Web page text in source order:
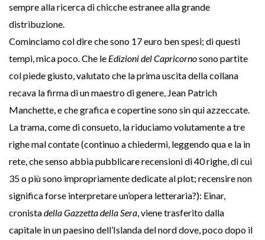
sempre alla ricerca di chicche estranee alla grande
distribuzione.
Cominciamo col dire che sono 17 euro ben spesi; di questi
tempi, mica poco. Che le Edizioni del Capricornosono partite
col piede giusto, valutato che la prima uscita della collana
recava la firma di un maestro di genere, Jean Patrich
Manchette, e che grafica e copertine sono sin qui azzeccate.
La trama, come di consueto, la riduciamo volutamente a tre
righe mal contate (continuo a chiedermi, leggendo qua e la in
rete, che senso abbia pubblicare recensioni di 40 righe, di cui
35 o più sono impropriamente dedicate al plot; recensire non
significa forse interpretare un’opera letteraria?): Einar,
cronistadella Gazzetta della Sera, viene trasferito dalla
capitale in un paesino dell’Islanda del nord dove, poco dopo il